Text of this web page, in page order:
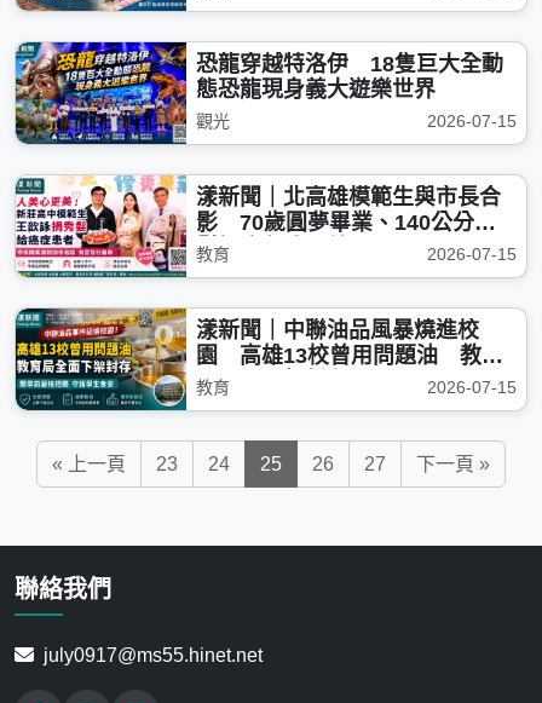
恐龍穿越特洛伊 18隻巨大全動
態恐龍現身義大遊樂世界
觀光 2026-07-15
漾新聞｜北高雄模範生與市長合
影 70歲圓夢畢業、140公分秀
髮捐癌友成最美風景
教育 2026-07-15
漾新聞｜中聯油品風暴燒進校
園 高雄13校曾用問題油 教育
局全面下架封存
教育 2026-07-15
« 上一頁 23 24 25 26 27 下一頁 »
聯絡我們
july0917@ms55.hinet.net